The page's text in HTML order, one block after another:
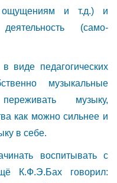
и т.д.) и
(само­
виде педагогических
музыкальные
музыку,
как можно сильнее и
в себе.
воспитывать с
К.Ф.Э.Бах говорил: